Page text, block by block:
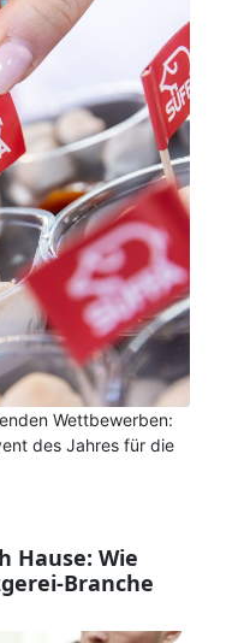
Wettbewerben:
des Jahres für die
Hause: Wie
Branche